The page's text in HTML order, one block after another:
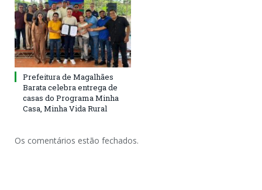
Prefeitura de Magalhães
Barata celebra entrega de
casas do Programa Minha
Casa, Minha Vida Rural
Os comentários estão fechados.